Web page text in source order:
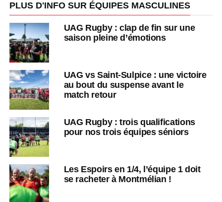
PLUS D'INFO SUR ÉQUIPES MASCULINES
UAG Rugby : clap de fin sur une
saison pleine d’émotions
UAG vs Saint-Sulpice : une victoire
au bout du suspense avant le
match retour
UAG Rugby : trois qualifications
pour nos trois équipes séniors
Les Espoirs en 1/4, l’équipe 1 doit
se racheter à Montmélian !